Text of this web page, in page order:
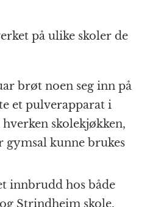
på ulike skoler de
brøt noen seg inn på
et pulverapparat i
hverken skolekjøkken,
kunne brukes
innbrudd hos både
Strindheim skole.